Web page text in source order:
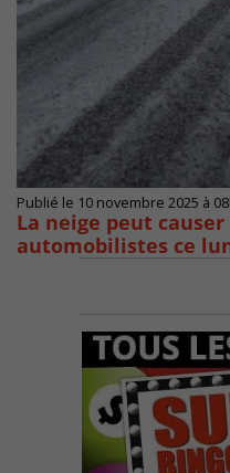
Publié le 10 novembre 2025 à
La neige peut
automobilistes ce